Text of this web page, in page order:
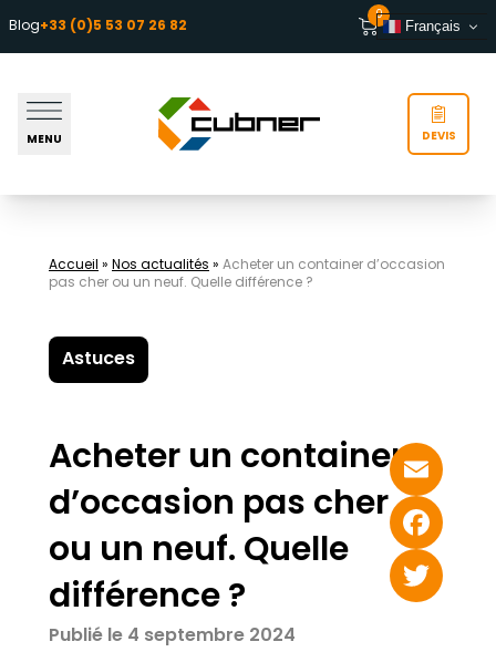
Aller au contenu
Blog+33 (0)5 53 07 26 82
0
Français
MENU DEVIS
Accueil» Nos actualités» Acheter un container d’occasion
pas cher ou un neuf. Quelle différence ?
Email
Facebook
Astuces
Acheter un container
d’occasion pas cher
ou un neuf. Quelle
différence ?
Publié le 4 septembre 2024